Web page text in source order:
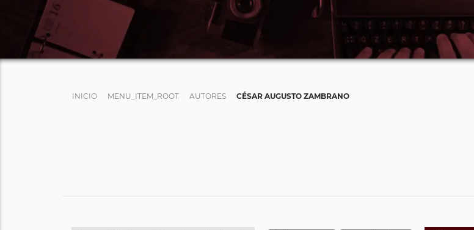
INICIO MENU_ITEM_ROOT AUTORES CÉSAR AUGUSTO ZAMBRANO